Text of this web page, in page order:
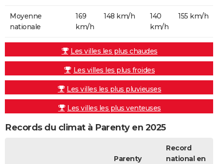
Moyenne
nationale
169
km/h
148 km/h
140
km/h
155 km/h
Les villes les plus chaudes
Les villes les plus froides
Les villes les plus pluvieuses
Les villes les plus venteuses
Records du climat à Parenty en 2025
Parenty
Record
national en